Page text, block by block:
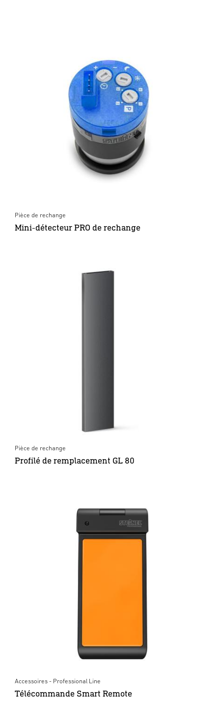
Pièce de rechange
Mini-détecteur PRO de rechange
Pièce de rechange
Profilé de remplacement GL 80
Accessoires - Professional Line
Télécommande Smart Remote